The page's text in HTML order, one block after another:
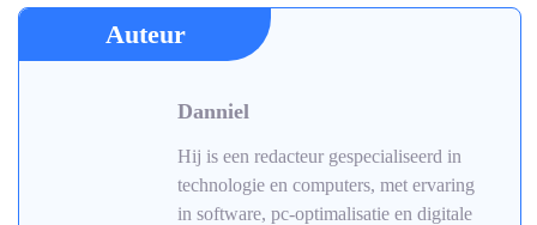
Auteur
Danniel
Hij is een redacteur gespecialiseerd in
technologie en computers, met ervaring
in software, pc-optimalisatie en digitale